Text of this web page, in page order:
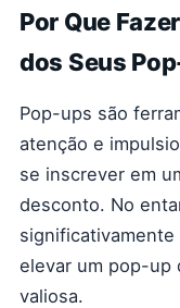
Por Que
dos Seus
Pop-ups são
atenção e
se inscrever em
desconto. No
elevar um pop-up
valiosa.